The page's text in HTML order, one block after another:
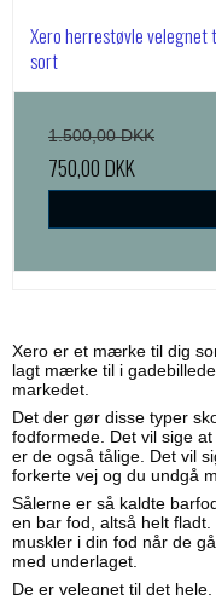
Xero herrestøvle
sort
1.500,00 DKK
750,00 DKK
Xero er et mærke til dig
lagt mærke til i
markedet.
Det der gør disse typer
fodformede. Det vil sige
er de også tålige. Det vil
forkerte vej og du undgå
Sålerne er så kaldte
en bar fod, altså helt
muskler i din fod når de
med underlaget.
De er velegnet til det